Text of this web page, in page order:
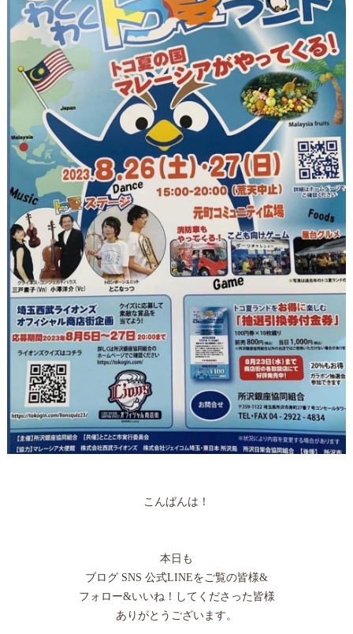
こんばんは！
本日も
ブログ SNS 公式LINEをご覧の皆様&
フォロー&いいね！してくださった皆様
ありがとうございます。